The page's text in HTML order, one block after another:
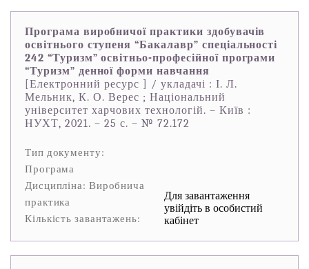
Програма виробничої практики здобувачів
освітнього ступеня “Бакалавр” спеціальності
242 “Туризм” освітньо-професійної програми
“Туризм” денної форми навчання
[Електронний ресурс ] / укладачі : І. Л.
Мельник, К. О. Верес ; Національний
університет харчових технологій. – Київ :
НУХТ, 2021. – 25 с. – № 72.172
Тип документу:
Програма
Дисципліна: Виробнича
практика
Кількість завантажень:
Для завантаження
увійдіть в особистий
кабінет